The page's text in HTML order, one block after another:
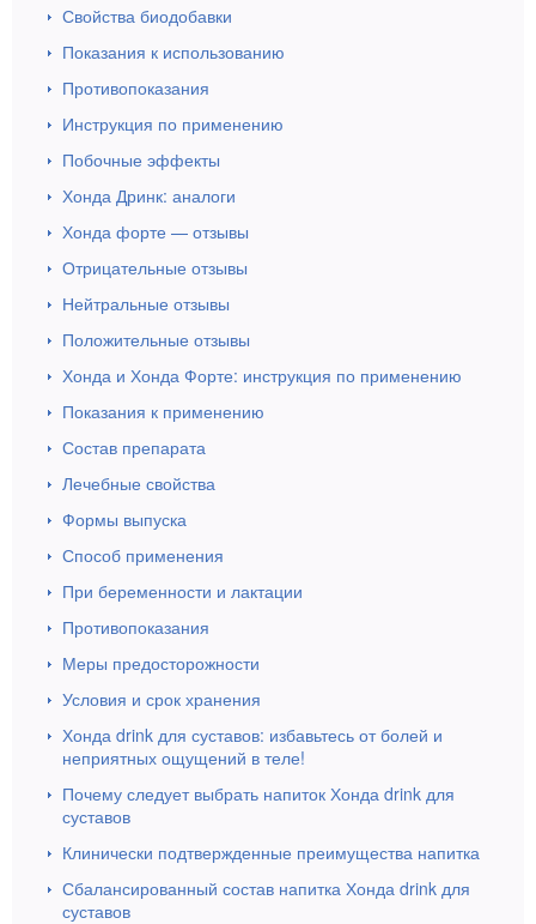
Свойства биодобавки
Показания к использованию
Противопоказания
Инструкция по применению
Побочные эффекты
Хонда Дринк: аналоги
Хонда форте — отзывы
Отрицательные отзывы
Нейтральные отзывы
Положительные отзывы
Хонда и Хонда Форте: инструкция по применению
Показания к применению
Состав препарата
Лечебные свойства
Формы выпуска
Способ применения
При беременности и лактации
Противопоказания
Меры предосторожности
Условия и срок хранения
Хонда drink для суставов: избавьтесь от болей и
неприятных ощущений в теле!
Почему следует выбрать напиток Хонда drink для
суставов
Клинически подтвержденные преимущества напитка
Сбалансированный состав напитка Хонда drink для
суставов